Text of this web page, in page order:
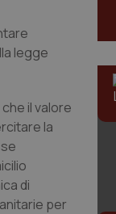
legge
il valore
la
di
per